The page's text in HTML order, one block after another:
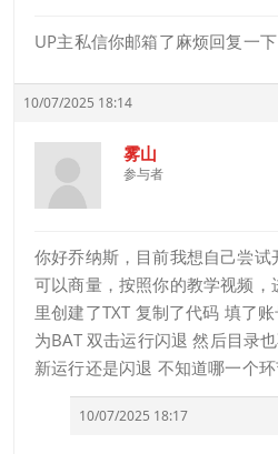
UP主私信你邮箱了麻烦回复一下
10/07/2025 18:14
雾山
参与者
你好乔纳斯，目前我想自己尝
可以商量，按照你的教学视频，
里创建了TXT 复制了代码 填了
为BAT 双击运行闪退 然后目录
新运行还是闪退 不知道哪一个环
10/07/2025 18:17